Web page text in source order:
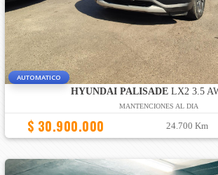
AUTOMATICO
HYUNDAI PALISADELX2 3.5
MANTENCIONES AL DIA
$ 30.900.000 24.700 Km